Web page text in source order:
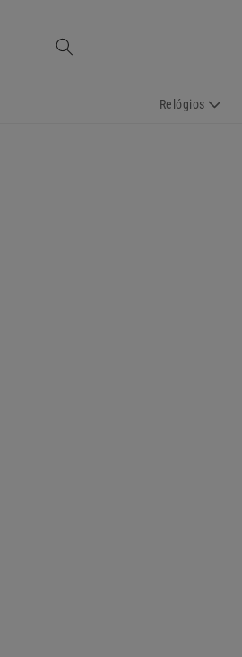
conteúdo
Relógios